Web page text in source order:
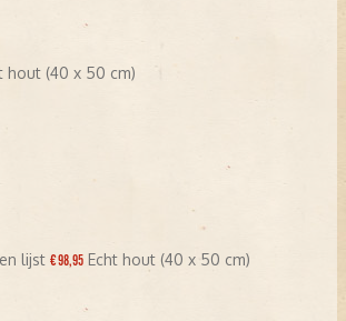
hout (40 x 50 cm)
lijst € 98,95 Echt hout (40 x 50 cm)